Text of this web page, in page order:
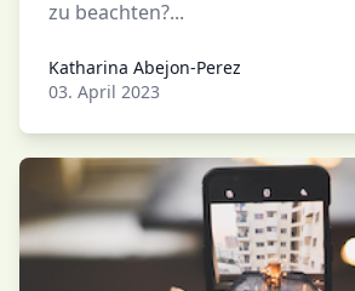
zu beachten?...
Katharina Abejon-Perez
Katharina Abejon-Perez
03. April 2023